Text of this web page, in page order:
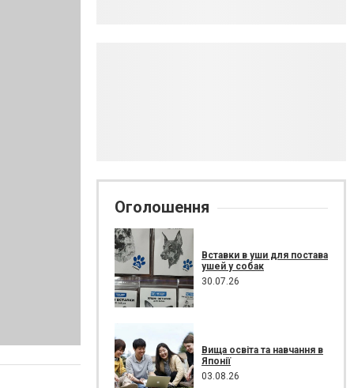
Оголошення
Вставки в уши для постава
ушей у собак
30.07.26
Вища освіта та навчання в
Японії
03.08.26